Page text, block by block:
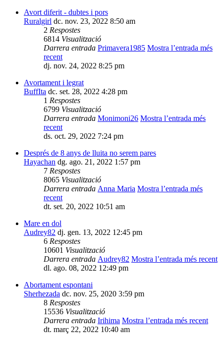
Avort diferit - dubtes i pors
Ruralgirl dc. nov. 23, 2022 8:50 am
2 Respostes
6814 Visualització
Darrera entrada Primavera1985 Mostra l’entrada més
recent
dj. nov. 24, 2022 8:25 pm
Avortament i legrat
BuffIta dc. set. 28, 2022 4:28 pm
1 Respostes
6799 Visualització
Darrera entrada Monimoni26 Mostra l’entrada més
recent
ds. oct. 29, 2022 7:24 pm
Després de 8 anys de lluita no serem pares
Hayachan dg. ago. 21, 2022 1:57 pm
7 Respostes
8065 Visualització
Darrera entrada Anna Maria Mostra l’entrada més
recent
dt. set. 20, 2022 10:51 am
Mare en dol
Audrey82 dj. gen. 13, 2022 12:45 pm
6 Respostes
10601 Visualització
Darrera entrada Audrey82 Mostra l’entrada més recent
dl. ago. 08, 2022 12:49 pm
Abortament espontani
Sherhezada dc. nov. 25, 2020 3:59 pm
8 Respostes
15536 Visualització
Darrera entrada Irihima Mostra l’entrada més recent
dt. març 22, 2022 10:40 am